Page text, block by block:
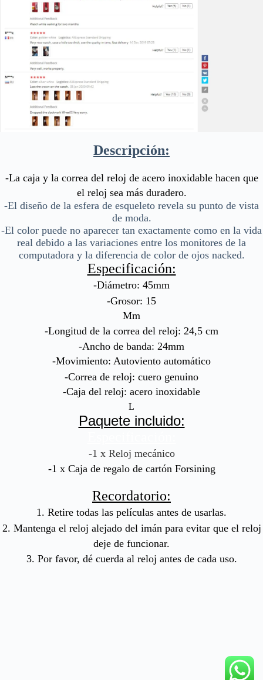
Descripción:
-La caja y la correa del reloj de acero inoxidable hacen que
el reloj sea más duradero.
-El diseño de la esfera de esqueleto revela su punto de vista
de moda.
-El color puede no aparecer tan exactamente como en la vida
real debido a las variaciones entre los monitores de la
computadora y la diferencia de color de ojos nacked.
Especificación:
-Diámetro: 45mm
-Grosor: 15
Mm
-Longitud de la correa del reloj: 24,5 cm
-Ancho de banda: 24mm
-Movimiento: Autoviento automático
-Correa de reloj: cuero genuino
-Caja del reloj: acero inoxidable
L
Paquete incluido:
-1 x Reloj mecánico
-1 x Caja de regalo de cartón Forsining
Recordatorio:
1. Retire todas las películas antes de usarlas.
2. Mantenga el reloj alejado del imán para evitar que el reloj
deje de funcionar.
3. Por favor, dé cuerda al reloj antes de cada uso.